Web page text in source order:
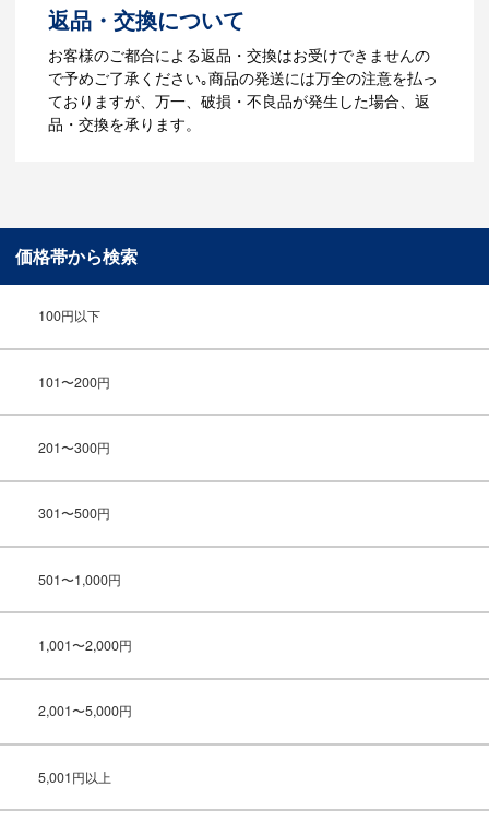
ご利用ガイドをもっとみる
返品・交換について
お客様のご都合による返品・交換はお受けできませんの
で予めご了承ください｡商品の発送には万全の注意を払っ
ておりますが、万一、破損・不良品が発生した場合、返
品・交換を承ります。
価格帯から検索
100円以下
101〜200円
201〜300円
301〜500円
501〜1,000円
1,001〜2,000円
2,001〜5,000円
5,001円以上